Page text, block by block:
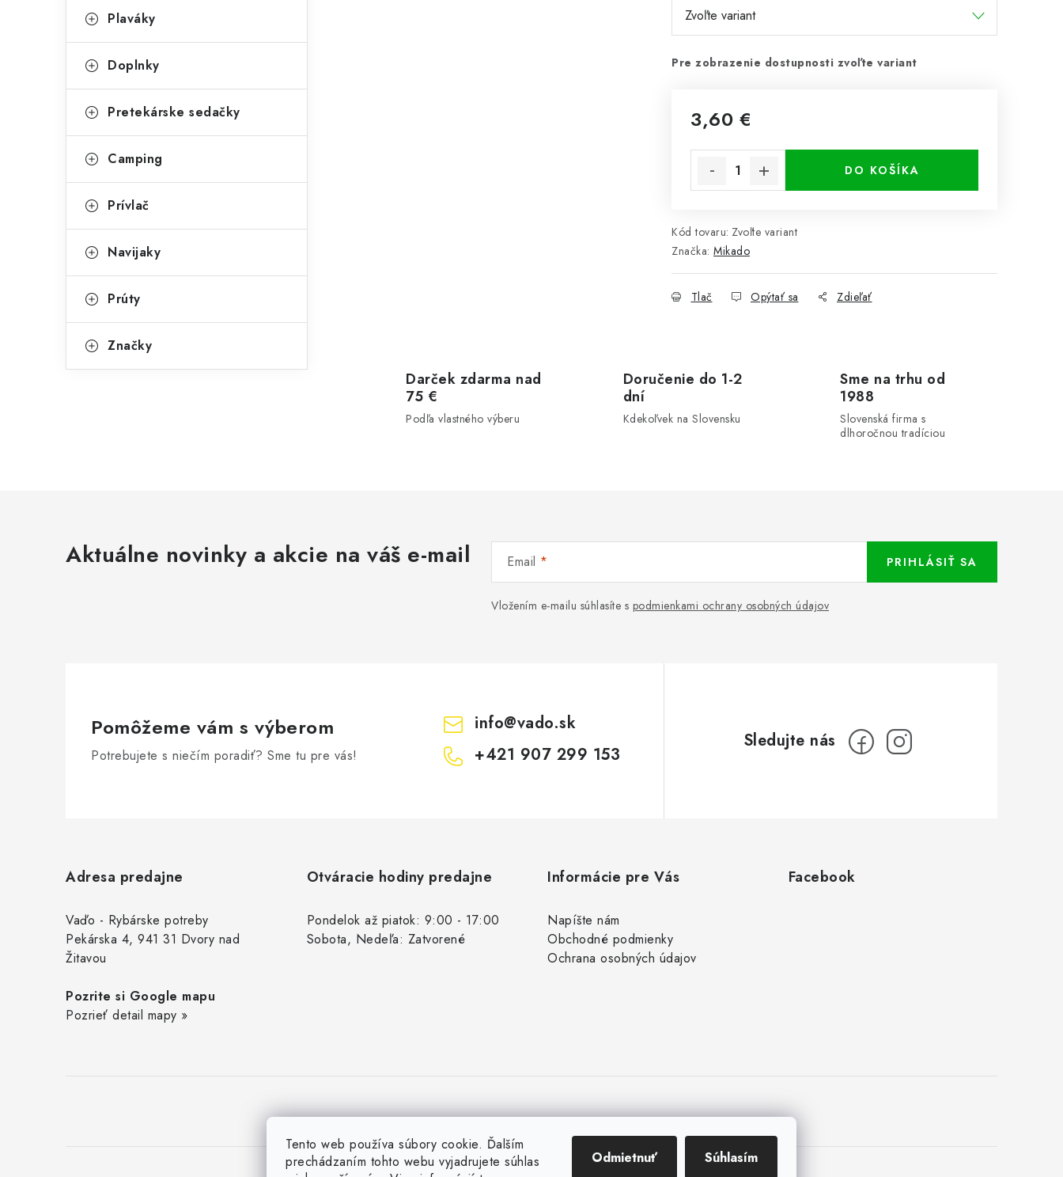
Tento web používa súbory cookie. Ďalším
prechádzaním tohto webu vyjadrujete súhlas
Odmietnuť Súhlasím
Plaváky
Doplnky
Pretekárske sedačky
Camping
Prívlač
Navijaky
Prúty
Značky
Pre zobrazenie dostupnosti zvoľte variant
3,60 €
DO KOŠÍKA
Kód tovaru: Zvoľte variant
Značka: Mikado
Tlač Opýtať sa Zdieľať
Darček zdarma nad
75 €
Podľa vlastného výberu
Doručenie do 1-2
dní
Kdekoľvek na Slovensku
Sme na trhu od
1988
Slovenská firma s
dlhoročnou tradíciou
Aktuálne novinky a akcie na váš e-mail Email
Vložením e-mailu súhlasíte s podmienkami ochrany osobných údajov
PRIHLÁSIŤ SA
Pomôžeme vám s výberom
Potrebujete s niečím poradiť? Sme tu pre vás!
info@vado.sk
+421 907 299 153
Adresa predajne
Vaďo - Rybárske potreby
Pekárska 4, 941 31 Dvory nad
Žitavou
Pozrite si Google mapu
Pozrieť detail mapy »
Otváracie hodiny predajne
Pondelok až piatok: 9:00 - 17:00
Sobota, Nedeľa: Zatvorené
Informácie pre Vás
Napíšte nám
Obchodné podmienky
Ochrana osobných údajov
Facebook